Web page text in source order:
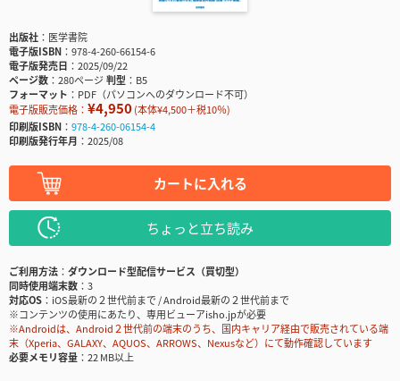
出版社
医学書院
電子版ISBN
978-4-260-66154-6
電子版発売日
2025/09/22
ページ数
280ページ判型
B5
フォーマット
PDF（パソコンへのダウンロード不可）
電子版販売価格： ¥4,950(本体¥4,500＋税10％)
印刷版ISBN
978-4-260-06154-4
印刷版発行年月
2025/08
カートに入れる
ちょっと立ち読み
ご利用方法
ダウンロード型配信サービス（買切型）
同時使用端末数
3
対応OS
iOS最新の２世代前まで / Android最新の２世代前まで
※コンテンツの使用にあたり、専用ビューアisho.jpが必要
※Androidは、Android２世代前の端末のうち、国内キャリア経由で販売されている端
末（Xperia、GALAXY、AQUOS、ARROWS、Nexusなど）にて動作確認しています
必要メモリ容量
22 MB以上